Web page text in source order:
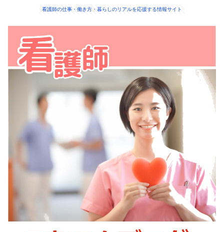
看護師の仕事・働き方・暮らしのリアルを応援する情報サイト